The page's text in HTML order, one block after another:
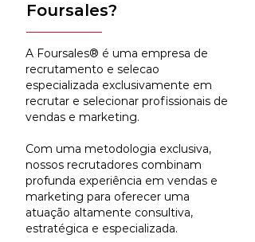
Foursales?
A Foursales® é uma empresa de
recrutamento e selecao
especializada exclusivamente em
recrutar e selecionar profissionais de
vendas e marketing.
Com uma metodologia exclusiva,
nossos recrutadores combinam
profunda experiência em vendas e
marketing para oferecer uma
atuação altamente consultiva,
estratégica e especializada.